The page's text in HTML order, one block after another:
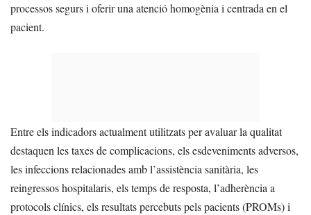
processos segurs i oferir una atenció homogènia i centrada en el
pacient.
Entre els indicadors actualment utilitzats per avaluar la qualitat
destaquen les taxes de complicacions, els esdeveniments adversos,
les infeccions relacionades amb l’assistència sanitària, les
reingressos hospitalaris, els temps de resposta, l’adherència a
protocols clínics, els resultats percebuts pels pacients (PROMs) i